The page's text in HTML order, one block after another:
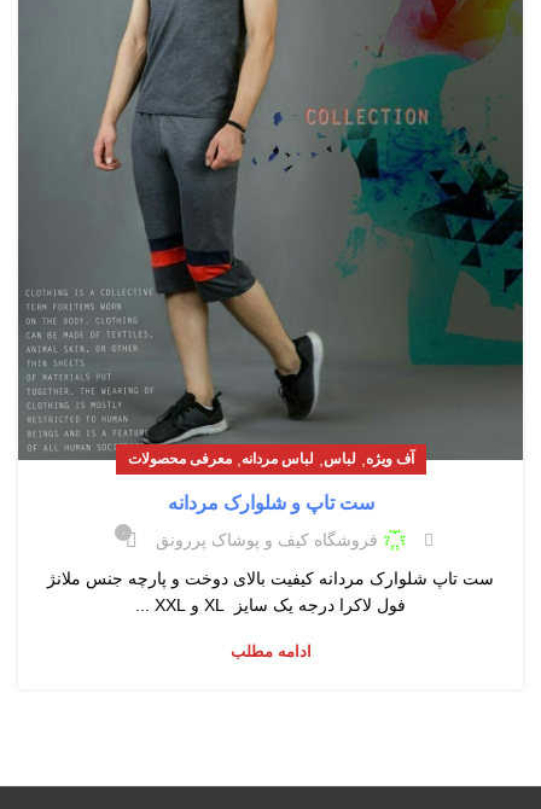
آف ویژه لباس لباس مردانه ,معرفی محصولات
ست تاپ و شلوارک مردانه
فروشگاه کیف و پوشاک پررونق ۰
ست تاپ شلوارک مردانه کیفیت بالای دوخت و پارچه جنس ملانژ
فول لاکرا درجه یک سایز XL و XXL ...
ادامه مطلب